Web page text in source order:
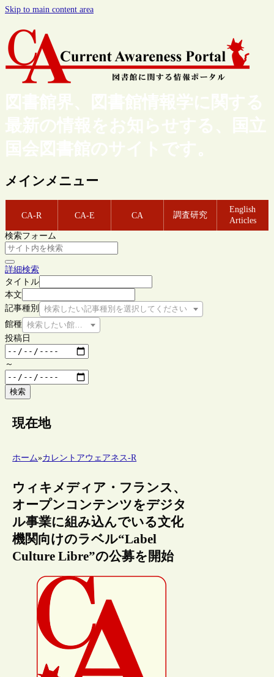
Skip to main content area
図書館界、図書館情報学に関する
最新の情報をお知らせする、国立
国会図書館のサイトです。
メインメニュー
CA-R CA-E CA 調査研究
English
Articles
検索フォーム
詳細検索
タイトル
本文
記事種別
検索したい記事種別を選択してください
館種 検索したい館種を選択してください
投稿日
～
検索
現在地
ホーム»カレントアウェアネス-R
ウィキメディア・フランス、
オープンコンテンツをデジタ
ル事業に組み込んでいる文化
機関向けのラベル“Label
Culture Libre”の公募を開始